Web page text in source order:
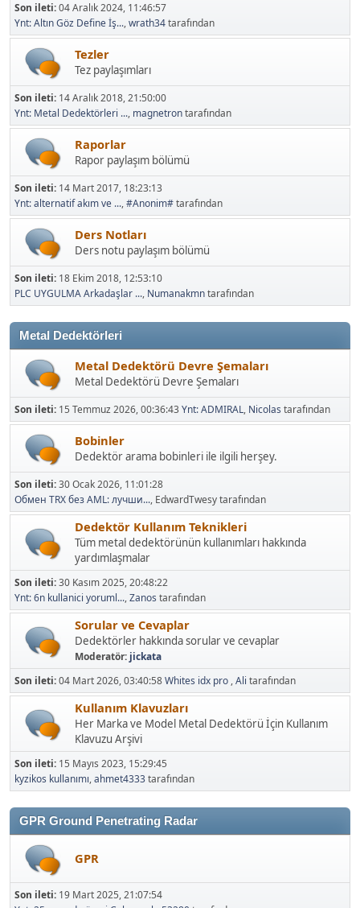
Son ileti:04 Aralık 2024, 11:46:57
Ynt: Altın Göz Define İş...,wrath34tarafından
Tezler
Tez paylaşımları
Son ileti: 14 Aralık 2018, 21:50:00
Ynt: Metal Dedektörleri ..., magnetrontarafından
Raporlar
Rapor paylaşım bölümü
Son ileti: 14 Mart 2017, 18:23:13
Ynt: alternatif akım ve ...,#Anonim#tarafından
Ders Notları
Ders notu paylaşım bölümü
Son ileti: 18 Ekim 2018, 12:53:10
PLC UYGULMA Arkadaşlar ..., Numanakmntarafından
Metal Dedektörleri
Metal Dedektörü Devre Şemaları
Metal Dedektörü Devre Şemaları
Son ileti: 15 Temmuz 2026, 00:36:43Ynt: ADMIRAL, Nicolas tarafından
Bobinler
Dedektör arama bobinleri ile ilgili herşey.
Son ileti:30 Ocak 2026, 11:01:28
Обмен TRX без AML: лучши..., EdwardTwesy tarafından
Dedektör Kullanım Teknikleri
Tüm metal dedektörünün kullanımları hakkında
yardımlaşmalar
Son ileti:30 Kasım 2025, 20:48:22
Ynt: 6n kullanici yoruml...,Zanos tarafından
Sorular ve Cevaplar
Dedektörler hakkında sorular ve cevaplar
Moderatör: jickata
Son ileti:04 Mart 2026, 03:40:58Whites idx pro ,Ali tarafından
Kullanım Klavuzları
Her Marka ve Model Metal Dedektörü İçin Kullanım
Klavuzu Arşivi
Son ileti: 15 Mayıs 2023, 15:29:45
kyzikos kullanımı,ahmet4333tarafından
GPR Ground Penetrating Radar
GPR
Son ileti: 19 Mart 2025, 21:07:54